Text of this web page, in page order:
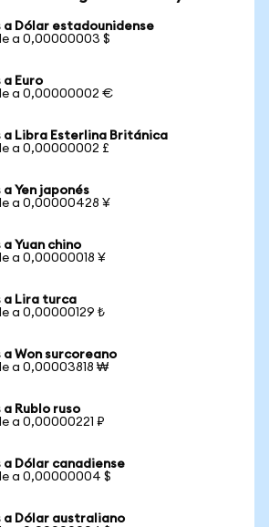
a Dólar estadounidense
a 0,00000003 $
a Euro
a 0,00000002 €
a Libra Esterlina Británica
a 0,00000002 £
Yen japonés
a 0,00000428 ¥
Yuan chino
a 0,00000018 ¥
a Lira turca
a 0,00000129 ₺
a Won surcoreano
a 0,00003818 ₩
a Rublo ruso
a 0,00000221 ₽
a Dólar canadiense
a 0,00000004 $
a Dólar australiano